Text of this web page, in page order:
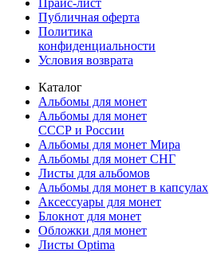
Публичная оферта
Политика
конфиденциальности
Условия возврата
Каталог
Альбомы для монет
Альбомы для монет
СССР и России
Альбомы для монет Мира
Альбомы для монет СНГ
Листы для альбомов
Альбомы для монет в капсулах
Аксессуары для монет
Блокнот для монет
Обложки для монет
Листы Optima